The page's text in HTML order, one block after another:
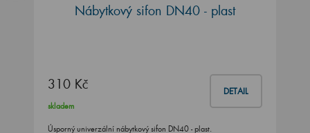
Nábytkový sifon DN40 - plast
310 Kč DETAIL
skladem
Úsporný univerzální nábytkový sifon DN40 - plast.